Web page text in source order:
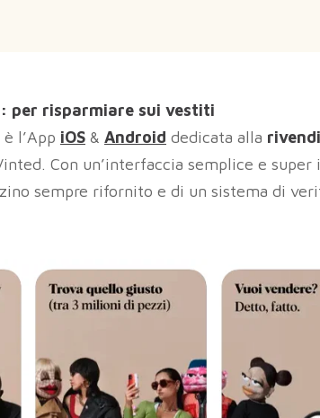
per risparmiare sui vestiti
è l’App iOS & Android dedicata alla
Con un’interfaccia semplice e
sempre rifornito e di un sistema di